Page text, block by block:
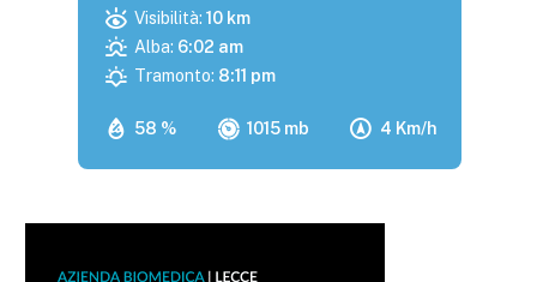
58 % 1015 mb 4 Km/h
Visibilità: 10 km
Alba: 6:02 am
Tramonto: 8:11 pm